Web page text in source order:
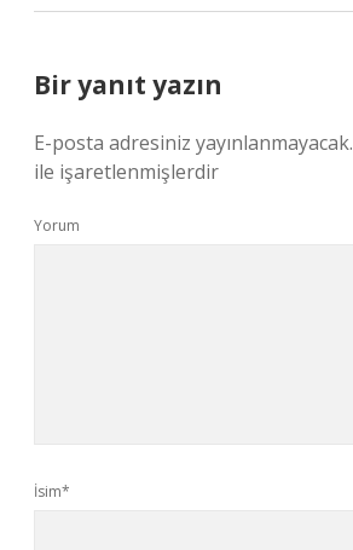
Bir yanıt yazın
E-posta adresiniz yayınlanmayacak.
ile işaretlenmişlerdir
Yorum
İsim*